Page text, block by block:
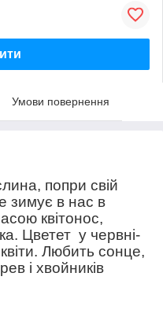
Умови повернення
попри свій
зимує в нас в
квітонос,
Цветет у червні-
квіти. Любить сонце,
і хвойників